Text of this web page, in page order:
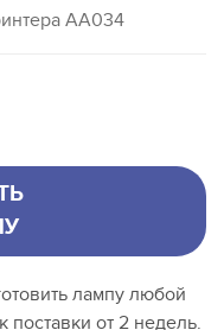
AA034
лампу любой
от 2 недель.